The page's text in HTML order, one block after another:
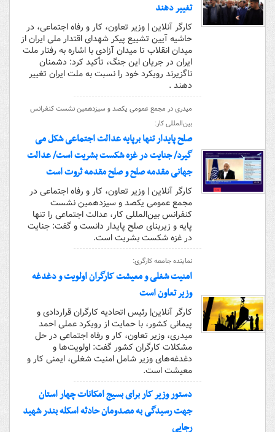
تغییر دهند
کارگر آنلاین | وزیر تعاون، کار و رفاه اجتماعی، در
حاشیه آیین تشییع پیکر شهدای اقتدار ملی ایران از
میدان انقلاب تا میدان آزادی با اشاره به رفتار ملت
ایران در جریان این جنگ، تأکید کرد: دشمنان
ناگزیرند رویکرد خود را نسبت به ملت ایران تغییر
دهند .
​میدری در مجمع عمومی یکصد و سیزدهمین نشست کنفرانس
بین‌المللی کار:
صلح پایدار تنها برپایه عدالت اجتماعی شکل می
گیرد/ جنایت در غزه شکست بشریت است/ عدالت
جهانی مقدمه صلح و صلح مقدمه ثروت است
کارگر آنلاین | وزیر تعاون، کار و رفاه اجتماعی در
مجمع عمومی یکصد و سیزدهمین نشست
کنفرانس بین‌المللی کار، عدالت اجتماعی را تنها
پایه و زیربنای صلح پایدار دانست و گفت: جنایت
در غزه شکست بشریت است.
نماینده جامعه کارگری:
امنیت شغلی و معیشت کارگران اولویت و دغدغه
وزیر تعاون است
کارگر آنلاین| رئیس اتحادیه کارگران قراردادی و
پیمانی کشور، با حمایت از رویکرد عملی احمد
میدری، وزیر تعاون، کار و رفاه اجتماعی در حل
مشکلات کارگران کشور گفت: اولویت‌ها و
دغدغه‌های وزیر شامل امنیت شغلی، ایمنی کار و
معیشت است.
دستور وزیر کار برای بسیج امکانات چهار استان
جهت رسیدگی به مصدومان حادثه اسکله بندر شهید
رجایی